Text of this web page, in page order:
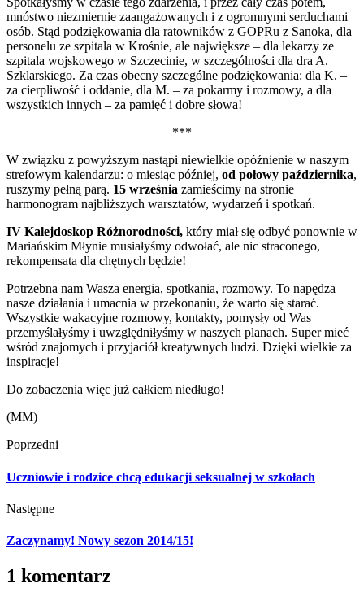
mnóstwo niezmiernie zaangażowanych i z ogromnymi serduchami
osób. Stąd podziękowania dla ratowników z GOPRu z Sanoka, dla
personelu ze szpitala w Krośnie, ale największe – dla lekarzy ze
szpitala wojskowego w Szczecinie, w szczególności dla dra A.
Szklarskiego. Za czas obecny szczególne podziękowania: dla K. –
za cierpliwość i oddanie, dla M. – za pokarmy i rozmowy, a dla
wszystkich innych – za pamięć i dobre słowa!
***
W związku z powyższym nastąpi niewielkie opóźnienie w naszym
strefowym kalendarzu: o miesiąc później, od połowy października,
ruszymy pełną parą. 15 września zamieścimy na stronie
harmonogram najbliższych warsztatów, wydarzeń i spotkań.
IV Kalejdoskop Różnorodności, który miał się odbyć ponownie w
Mariańskim Młynie musiałyśmy odwołać, ale nic straconego,
rekompensata dla chętnych będzie!
Potrzebna nam Wasza energia, spotkania, rozmowy. To napędza
nasze działania i umacnia w przekonaniu, że warto się starać.
Wszystkie wakacyjne rozmowy, kontakty, pomysły od Was
przemyślałyśmy i uwzględniłyśmy w naszych planach. Super mieć
wśród znajomych i przyjaciół kreatywnych ludzi. Dzięki wielkie za
inspiracje!
Do zobaczenia więc już całkiem niedługo!
(MM)
Poprzedni
Uczniowie i rodzice chcą edukacji seksualnej w szkołach
Następne
Zaczynamy! Nowy sezon 2014/15!
1 komentarz